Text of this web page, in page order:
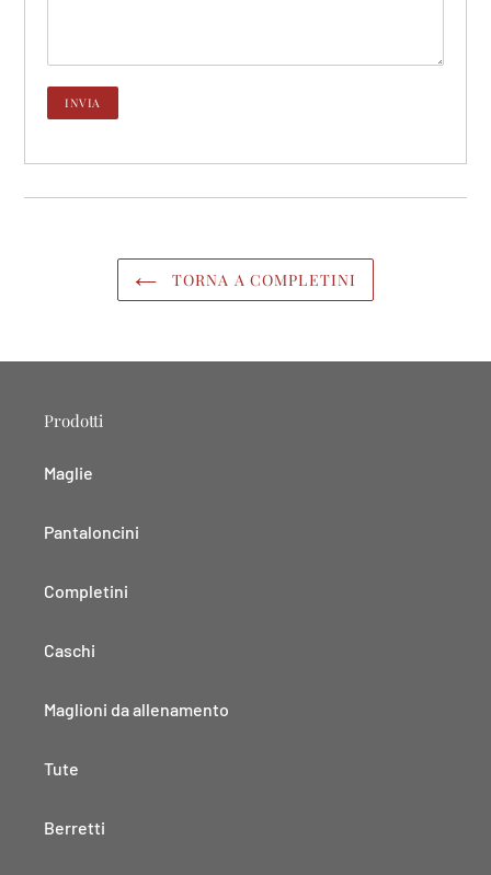
TORNA A COMPLETINI
Prodotti
Maglie
Pantaloncini
Completini
Caschi
Maglioni da allenamento
Tute
Berretti